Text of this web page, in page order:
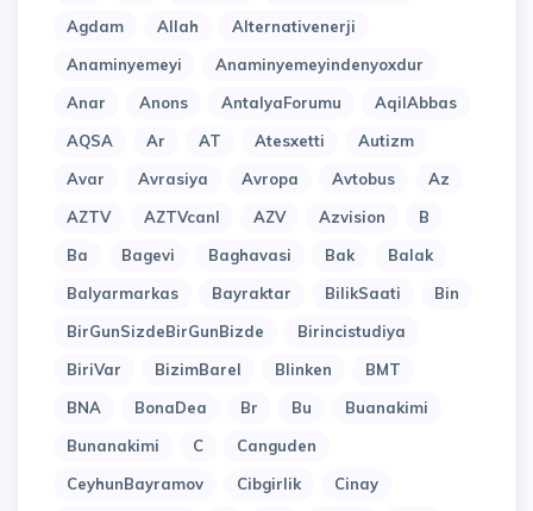
Agdam
Allah
Alternativenerji
Anaminyemeyi
Anaminyemeyindenyoxdur
Anar
Anons AntalyaForumu
AqilAbbas
AQSA
Ar AT Atesxetti
Autizm
Avar
Avrasiya Avropa Avtobus
Az
AZTV
AZTVcanl AZV Azvision
B
Ba
Bagevi Baghavasi Bak
Balak
Balyarmarkas
Bayraktar BilikSaati
Bin
BirGunSizdeBirGunBizde
Birincistudiya
BiriVar
BizimBarel Blinken
BMT
BNA
BonaDea Br Bu
Buanakimi
Bunanakimi
C
Canguden
CeyhunBayramov
Cibgirlik
Cinay